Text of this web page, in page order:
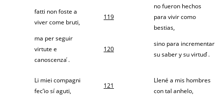
fatti non foste a
viver come bruti,
119
no fueron hechos
para vivir como
bestias,
ma per seguir
virtute e
canoscenza ́.
120
sino para incrementar
su saber y su virtud ́.
Li miei compagni
fec’io sí aguti,
121
Llené a mis hombres
con tal anhelo,